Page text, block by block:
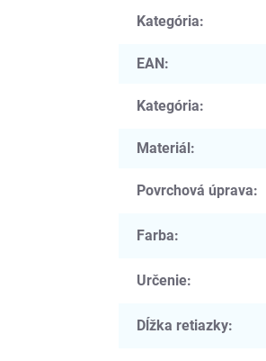
Kategória:
EAN:
Kategória:
Materiál:
Povrchová úprava:
Farba:
Určenie:
Dĺžka retiazky: